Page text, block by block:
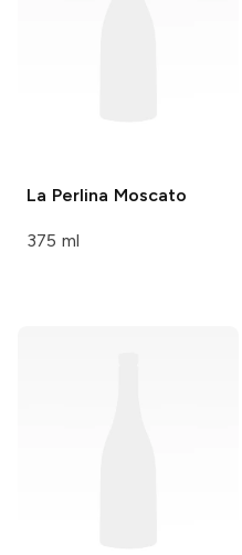
La Perlina Moscato
375 ml